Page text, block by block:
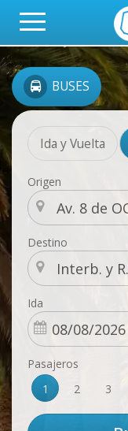
BUSES
Ida y Vuelta
Origen
Destino
Ida
Pasajeros
1
2 3